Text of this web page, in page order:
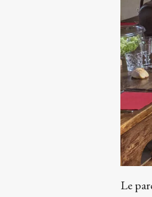
Le